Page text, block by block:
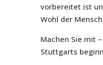
vorbereitet ist
Wohl der
Machen Sie mit
Stuttgarts